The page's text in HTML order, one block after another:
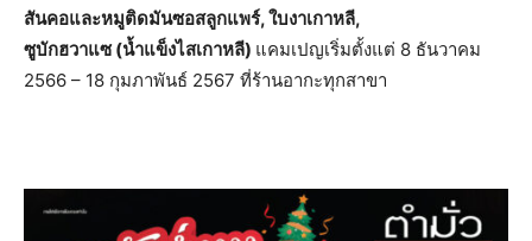
สันคอและหมูติดมันซอสลูกแพร์, ใบงาเกาหลี,
ซูบักฮวาแซ (น้ำแข็งไสเกาหลี) แคมเปญเริ่มตั้งแต่ 8 ธันวาคม
2566 – 18 กุมภาพันธ์ 2567 ที่ร้านอากะทุกสาขา